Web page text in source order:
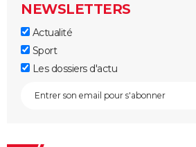
NEWSLETTERS
Actualité
Sport
Les dossiers d'actu